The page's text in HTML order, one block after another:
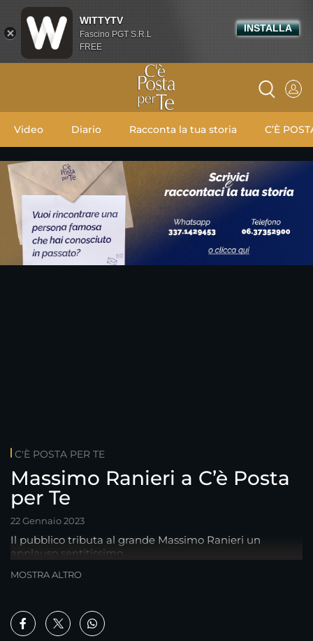
Video Diario Racconta la tua storia C’È
C'È POSTA PER TE
Massimo Ranieri a C’è Posta
per Te
22 Gennaio 2023
Il pubblico tributa al grande Massimo Ranieri un
applauso sentitissimo.
MOSTRA ALTRO
WITTYTV
Fascino PGT S.R.L
FREE
INSTALLA